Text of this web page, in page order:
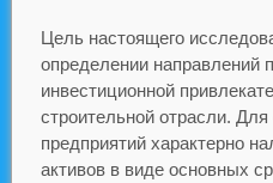
Цель настоящего
определении направлений
инвестиционной
строительной отрасли.
предприятий характерно
активов в виде основных